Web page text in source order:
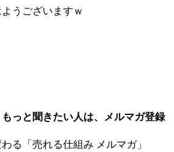
うございますｗ
もっと聞きたい人は、メルマガ登録
る「売れる仕組み メルマガ」